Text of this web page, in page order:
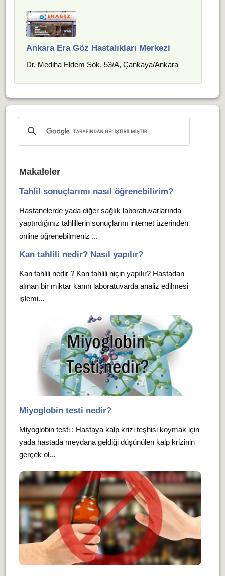
Ankara Era Göz Hastalıkları Merkezi
Dr. Mediha Eldem Sok. 53/A, Çankaya/Ankara
Makaleler
Tahlil sonuçlarımı nasıl öğrenebilirim?
Hastanelerde yada diğer sağlık laboratuvarlarında
yaptırdığınız tahlillerin sonuçlarını internet üzerinden
online öğrenebilmeniz ...
Kan tahlili nedir? Nasıl yapılır?
Kan tahlili nedir ? Kan tahlili niçin yapılır? Hastadan
alınan bir miktar kanın laboratuvarda analiz edilmesi
işlemi...
Miyoglobin testi nedir?
Miyoglobin testi : Hastaya kalp krizi teşhisi koymak için
yada hastada meydana geldiği düşünülen kalp krizinin
gerçek ol...